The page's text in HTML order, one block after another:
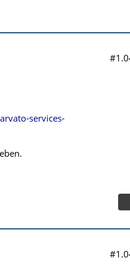
services-